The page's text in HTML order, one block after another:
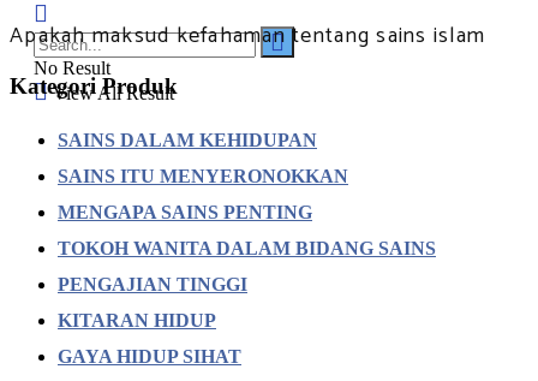
No Result
View All Result
Apakah maksud kefahaman tentang sains islam
Kategori Produk
SAINS DALAM KEHIDUPAN
SAINS ITU MENYERONOKKAN
MENGAPA SAINS PENTING
TOKOH WANITA DALAM BIDANG SAINS
PENGAJIAN TINGGI
KITARAN HIDUP
GAYA HIDUP SIHAT